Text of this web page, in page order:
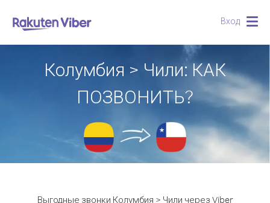
Вход
Колумбия > Чили: КАК
ПОЗВОНИТЬ?
Выгодные звонки Колумбия > Чили через Viber